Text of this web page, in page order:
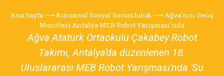
Ana Sayfa⟶Kurumsal Sosyal Sorumluluk⟶Ağva’nın Genç
Mucitleri Antalya MEB Robot Yarışması’nda
Ağva Atatürk Ortaokulu Çakabey Robot
Takımı, Antalya'da düzenlenen 18.
Uluslararası MEB Robot Yarışması'nda 'Su